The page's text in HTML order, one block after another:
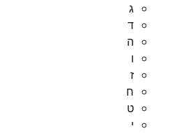
ג
ד
ה
ו
ז
ח
ט
י